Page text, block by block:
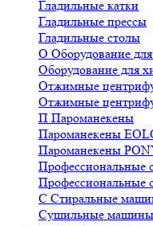
Гладильные катки
Гладильные прессы
Гладильные столы
О Оборудование
Оборудование для
Отжимные
Отжимные
П Пароманекены
Пароманекены
Пароманекены
Профессиональные
С Стиральные
Сушильные машины